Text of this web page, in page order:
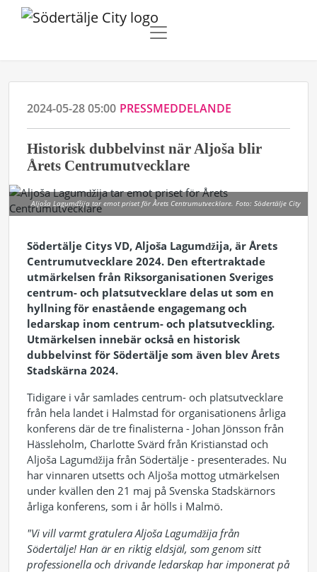
2024-05-28 05:00 PRESSMEDDELANDE
Historisk dubbelvinst när Aljoša blir
Årets Centrumutvecklare
Aljoša Lagumǆija tar emot priset för Årets Centrumutvecklare. Foto: Södertälje City
Södertälje Citys VD, Aljoša Lagumǆija, är Årets
Centrumutvecklare 2024. Den eftertraktade
utmärkelsen från Riksorganisationen Sveriges
centrum- och platsutvecklare delas ut som en
hyllning för enastående engagemang och
ledarskap inom centrum- och platsutveckling.
Utmärkelsen innebär också en historisk
dubbelvinst för Södertälje som även blev Årets
Stadskärna 2024.
Tidigare i vår samlades centrum- och platsutvecklare
från hela landet i Halmstad för organisationens årliga
konferens där de tre finalisterna - Johan Jönsson från
Hässleholm, Charlotte Svärd från Kristianstad och
Aljoša Lagumǆija från Södertälje - presenterades. Nu
har vinnaren utsetts och Aljoša mottog utmärkelsen
under kvällen den 21 maj på Svenska Stadskärnors
årliga konferens, som i år hölls i Malmö.
"Vi vill varmt gratulera Aljoša Lagumǆija från
Södertälje! Han är en riktig eldsjäl, som genom sitt
professionella och drivande ledarskap har imponerat på